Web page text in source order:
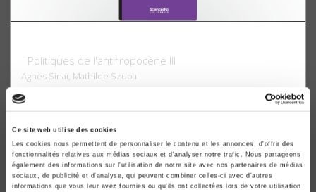
Ce site web utilise des cookies
Les cookies nous permettent de personnaliser le contenu et les annonces, d'offrir des
fonctionnalités relatives aux médias sociaux et d'analyser notre trafic. Nous partageons
également des informations sur l'utilisation de notre site avec nos partenaires de médias
sociaux, de publicité et d'analyse, qui peuvent combiner celles-ci avec d'autres
informations que vous leur avez fournies ou qu'ils ont collectées lors de votre utilisation
¨Politiques de l'anthropocène III
Agnès Sinaï, Mathilde Szuba